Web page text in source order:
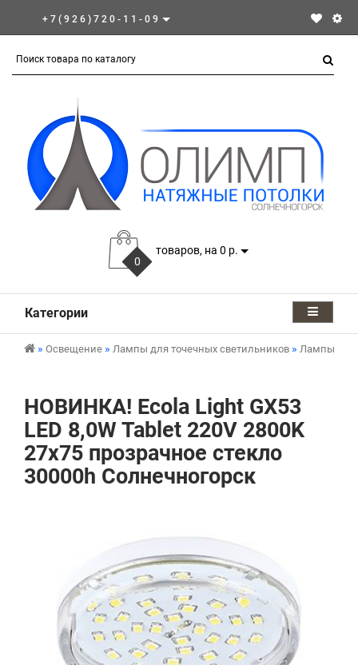
+7(926)720-11-09
0
товаров, на 0 р.
Категории
Освещение Лампы для точечных светильников Лампы
НОВИНКА! Ecola Light GX53
LED 8,0W Tablet 220V 2800K
27x75 прозрачное стекло
30000h Солнечногорск